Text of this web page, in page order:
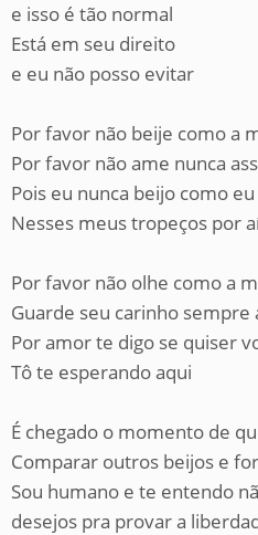
e isso é tão normal
Está em seu direito
e eu não posso evitar
Por favor não beije como a
Por favor não ame nunca
Pois eu nunca beijo como
Nesses meus tropeços por
Por favor não olhe como a
Guarde seu carinho sempre
Por amor te digo se quiser
Tô te esperando aqui
É chegado o momento de
Comparar outros beijos e
Sou humano e te entendo
desejos pra provar a